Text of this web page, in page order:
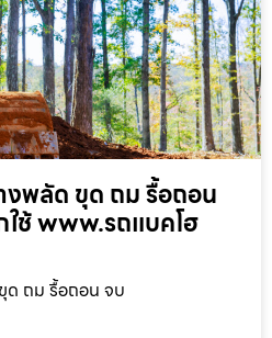
พลัด ขุด ถม รื้อถอน
ใช้ www.รถแบคโฮ
ด ถม รื้อถอน จบ